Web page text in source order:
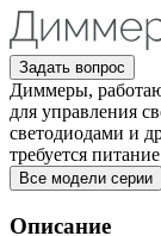
Задать вопрос
Диммеры,
для управления
светодиодами и
требуется
Все модели серии
Описание